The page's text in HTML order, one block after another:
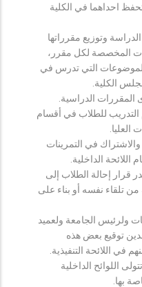
احداهما في الكلية
الدراسة وتوزيع مقرراتها
المخصصة لكل مقرر،
التي تدرس في
الكلية.
الدراسية.
التدريب للطلاب في أقسام
في التمرينات
اللائحة الداخلية.
قرار إحالة الطلاب إلى
تلقاء نفسه أو بناء على
ولرئيس الجامعة ولعميد
توقيع بعض هذه
في اللائحة التنفيذية.
اللوائح الداخلية
بها.